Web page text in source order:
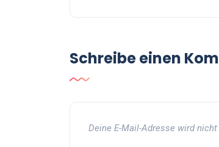
Schreibe einen
Deine E-Mail-Adresse wird